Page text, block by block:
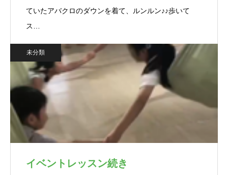
ていたアバクロのダウンを着て、ルンルン♪♪歩いて
ス…
未分類
イベントレッスン続き